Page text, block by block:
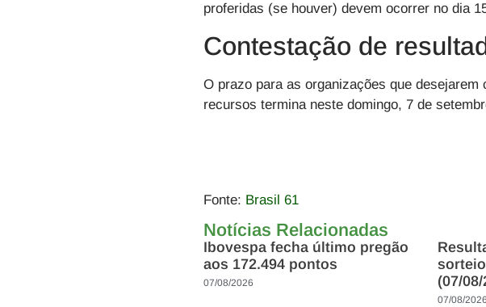
proferidas (se houver) devem ocorrer no dia
Contestação de
O prazo para as organizações que
recursos termina neste domingo, 7 de
Fonte: Brasil 61
Notícias Relacionadas
Ibovespa fecha último pregão
aos 172.494 pontos
07/08/2026
(07/
07/08/2026